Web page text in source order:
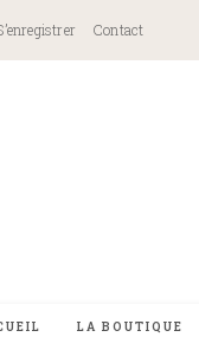
Contact
LA BOUTIQUE